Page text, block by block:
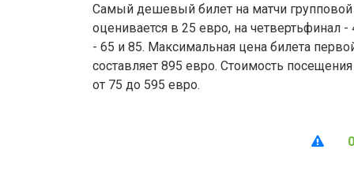
Самый дешевый билет на матчи групповой
оценивается в 25 евро, на четвертьфинал
- 65 и 85. Максимальная цена билета
составляет 895 евро. Стоимость
от 75 до 595 евро.
0